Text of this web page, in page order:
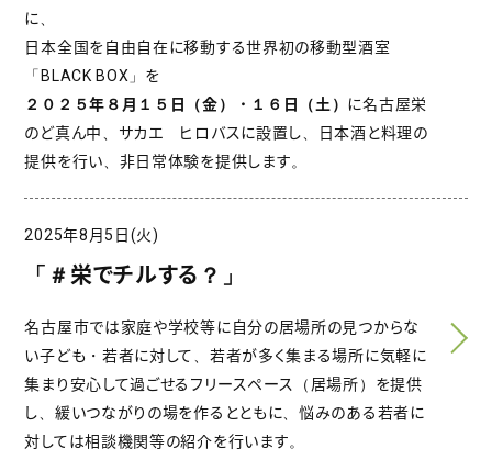
に、
日本全国を自由自在に移動する世界初の移動型酒室
「BLACK BOX」を
２０２５年８月１５日（金）・１６日（土） に名古屋栄
のど真ん中、サカエ ヒロバスに設置し、日本酒と料理の
提供を行い、非日常体験を提供します。
2025年8月5日(火)
「＃栄でチルする？」
名古屋市では家庭や学校等に自分の居場所の見つからな
い子ども・若者に対して、若者が多く集まる場所に気軽に
集まり安心して過ごせるフリースペース（居場所）を提供
し、緩いつながりの場を作るとともに、悩みのある若者に
対しては相談機関等の紹介を行います。